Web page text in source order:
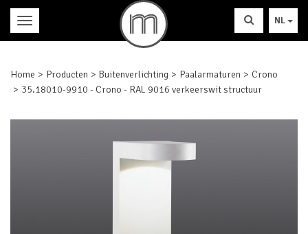
NL
Home Producten Buitenverlichting Paalarmaturen
Crono
35.18010-9910 - Crono - RAL 9016 verkeerswit structuur